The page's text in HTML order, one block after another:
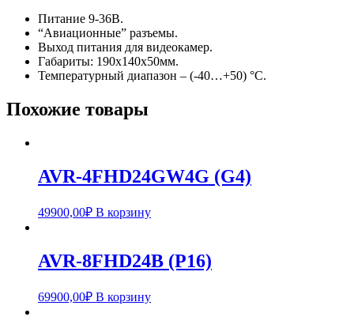
Питание 9-36В.
“Авиационные” разъемы.
Выход питания для видеокамер.
Габариты: 190х140х50мм.
Температурный диапазон – (-40…+50) °С.
Похожие товары
AVR-4FHD24GW4G (G4)
49900,00₽ В корзину
AVR-8FHD24B (P16)
69900,00₽ В корзину